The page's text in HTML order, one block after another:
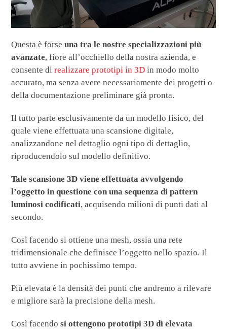
Questa è forseuna tra le nostre specializzazioni più
avanzate, fiore all’occhiello della nostra azienda, e
consente direalizzare prototipi in 3D in modo molto
accurato, ma senza avere necessariamente dei progetti o
della documentazione preliminare già pronta.
Il tutto parte esclusivamente da un modello fisico, del
quale viene effettuata una scansione digitale,
analizzandone nel dettaglio ogni tipo di dettaglio,
riproducendolo sul modello definitivo.
Tale scansione 3D viene effettuata avvolgendo
l’oggetto in questione con una sequenza di pattern
luminosi codificati, acquisendo milioni di punti dati al
secondo.
Così facendo si ottiene una mesh, ossia una rete
tridimensionale che definisce l’oggetto nello spazio. Il
tutto avviene in pochissimo tempo.
Più elevata è la densità dei punti che andremo a rilevare
e migliore sarà la precisione della mesh.
Così facendosi ottengono prototipi 3D di elevata